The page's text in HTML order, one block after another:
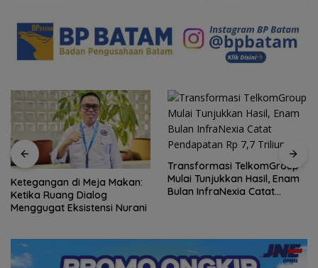
Ketegangan di Meja Makan:
Ketika Ruang Dialog
Menggugat Eksistensi Nurani
Transformasi TelkomGroup
Mulai Tunjukkan Hasil, Enam
Bulan InfraNexia Catat